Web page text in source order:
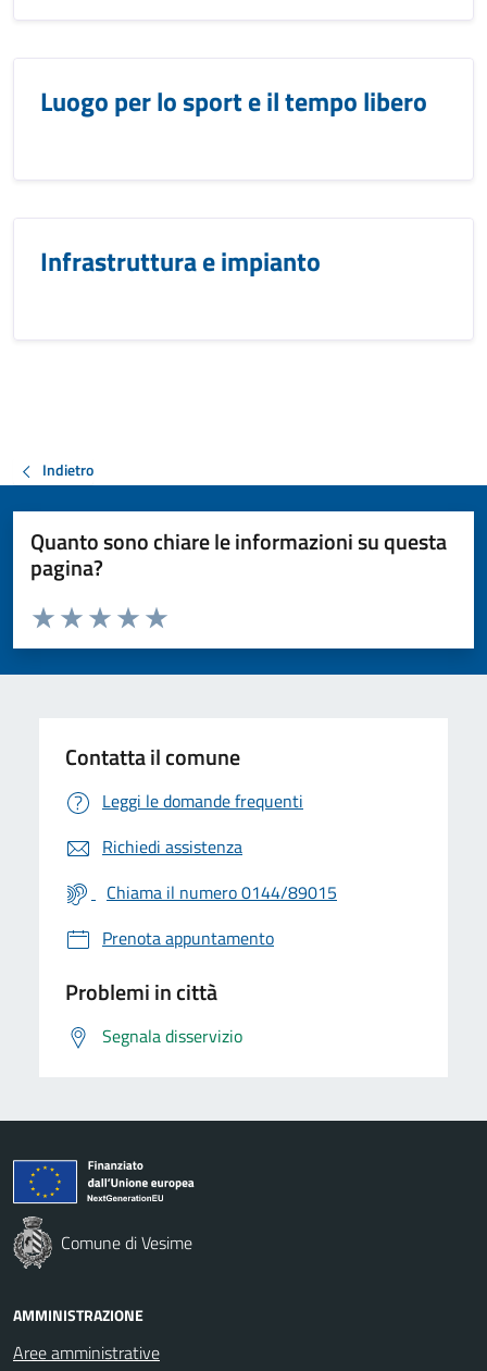
Luogo per lo sport e il tempo libero
Infrastruttura e impianto
Indietro
Quanto sono chiare le informazioni su questa
pagina?
Valuta da 1 a 5 stelle la pagina
Valuta 5 stelle su 5
Valuta 4 stelle su 5
Valuta 3 stelle su 5
Valuta 2 stelle su 5
Valuta 1 stelle su 5
Contatta il comune
Leggi le domande frequenti
Richiedi assistenza
Chiama il numero 0144/89015
Prenota appuntamento
Problemi in città
Segnala disservizio
Comune di Vesime
AMMINISTRAZIONE
Aree amministrative